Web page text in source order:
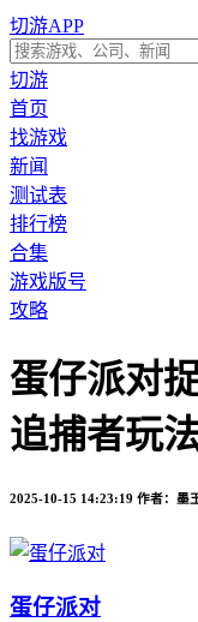
切游APP
切游
首页
找游戏
新闻
测试表
排行榜
合集
游戏版号
攻略
蛋仔派对
追捕者玩
2025-10-15 14:23:19 作者：墨
蛋仔派对